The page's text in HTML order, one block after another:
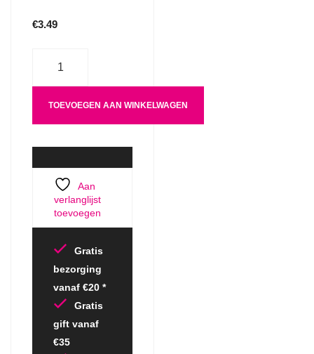
€3.49
TOEVOEGEN AAN WINKELWAGEN
Aan
verlanglijst
toevoegen
Gratis
bezorging
vanaf €20 *
Gratis
gift vanaf
€35